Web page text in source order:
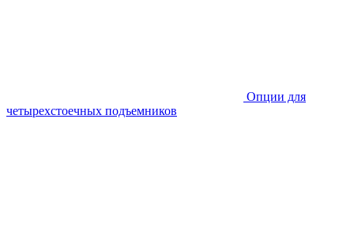
Опции для
четырехстоечных подъемников